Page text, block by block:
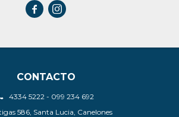
CONTACTO
4334 5222 - 099 234 692
586, Santa Lucia, Canelones
 